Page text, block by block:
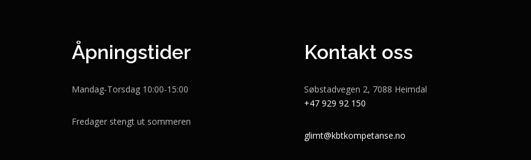
Åpningstider
Mandag-Torsdag 10:00-15:00
Fredager stengt ut sommeren
Kontakt oss
Søbstadvegen 2, 7088 Heimdal
+47 929 92 150
glimt@kbtkompetanse.no